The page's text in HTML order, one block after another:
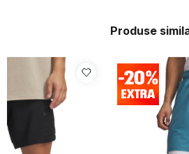
Produse